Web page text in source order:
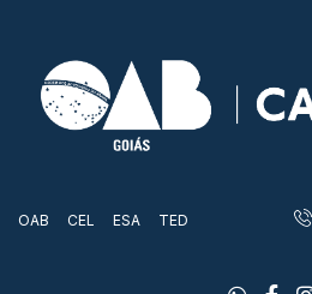
OAB CEL ESA TED